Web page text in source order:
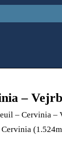
–
– Cervinia –